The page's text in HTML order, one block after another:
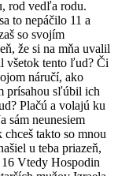
rod vedľa rodu.
to nepáčilo 11 a
so svojím
že si na mňa uvalil
všetok tento ľud? Či
náručí, ako
prísahou sľúbil ich
Plačú a volajú ku
sám neunesiem
takto so mnou
u teba priazeň,
Vtedy Hospodin